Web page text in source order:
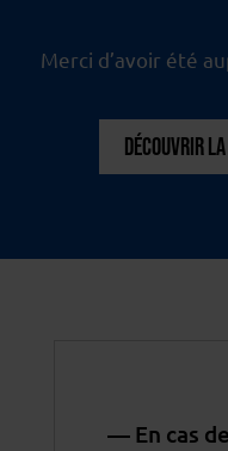
Merci d’avoir été
DÉCOUVRIR
— En cas